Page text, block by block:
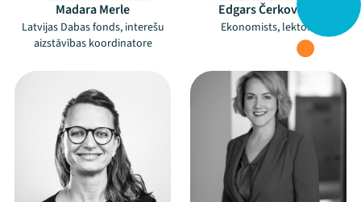
Madara Merle
Latvijas Dabas fonds, interešu
aizstāvības koordinatore
Edgars Čerkovskis
Ekonomists, lektors